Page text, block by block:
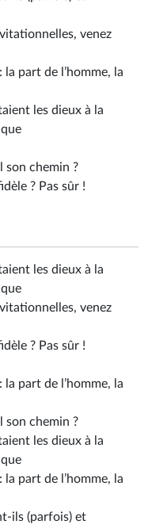
venez
part de l’homme, la
les dieux à la
son chemin ?
? Pas sûr !
les dieux à la
venez
? Pas sûr !
part de l’homme, la
son chemin ?
les dieux à la
part de l’homme, la
ils (parfois) et